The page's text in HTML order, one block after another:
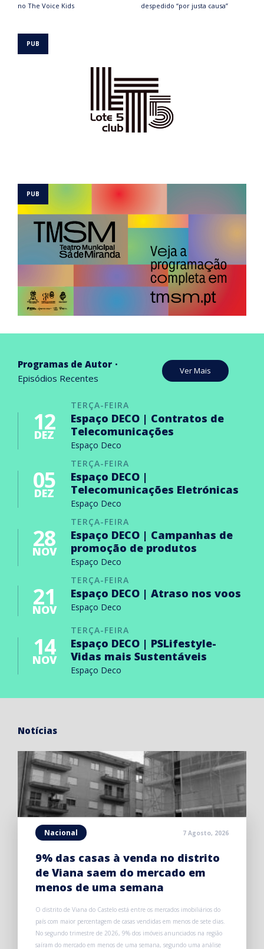
no The Voice Kids
despedido “por justa causa”
Programas de Autor
Episódios Recentes
Ver Mais
TERÇA-FEIRA
12
DEZ
Espaço DECO | Contratos de
Telecomunicações
Espaço Deco
TERÇA-FEIRA
05
DEZ
Espaço DECO |
Telecomunicações Eletrónicas
Espaço Deco
TERÇA-FEIRA
28
NOV
Espaço DECO | Campanhas de
promoção de produtos
Espaço Deco
TERÇA-FEIRA
21
NOV
Espaço DECO | Atraso nos voos
Espaço Deco
TERÇA-FEIRA
14
NOV
Espaço DECO | PSLifestyle-
Vidas mais Sustentáveis
Espaço Deco
Notícias
Nacional 7 Agosto, 2026
9% das casas à venda no distrito
de Viana saem do mercado em
menos de uma semana
O distrito de Viana do Castelo está entre os mercados imobiliários do
país com maior percentagem de casas vendidas em menos de sete dias.
No segundo trimestre de 2026, 9% dos imóveis anunciados na região
saíram do mercado em menos de uma semana, segundo uma análise